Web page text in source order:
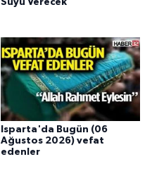
Suyu Verecek
Isparta'da Bugün (06
Ağustos 2026) vefat
edenler